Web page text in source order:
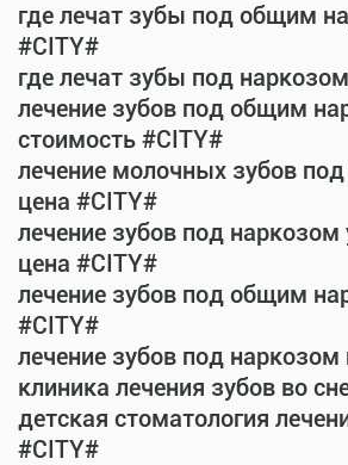
где лечат зубы под общим
#CITY#
где лечат зубы под
лечение зубов под общим
стоимость #CITY#
лечение молочных зубов
цена #CITY#
лечение зубов под
цена #CITY#
лечение зубов под общим
#CITY#
лечение зубов под наркозом
клиника лечения зубов во
детская стоматология
#CITY#